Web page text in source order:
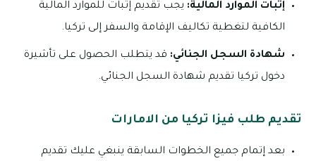
إثبات الموارد المالية: يجب تقديم إثبات للموارد المالية
الكافية لتغطية تكاليف الإقامة والسفر إلى تركيا.
شهادة السجل الجنائي: قد يتطلب الحصول على تأشيرة
دخول تركيا تقديم شهادة السجل الجنائي.
تقديم طلب فيزا تركيا من الامارات
بعد إتمام جميع الخطوات السابقة ينبغي عليك تقديم